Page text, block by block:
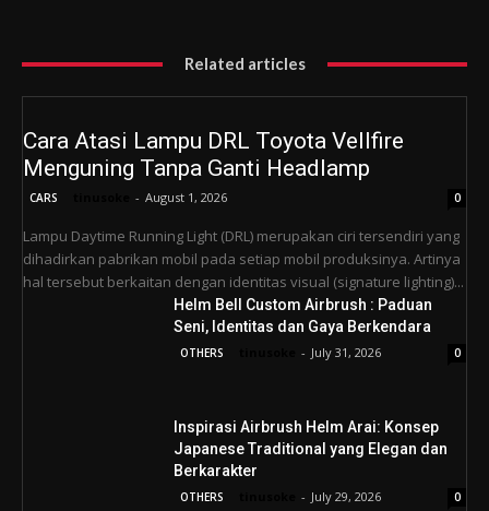
Related articles
Cara Atasi Lampu DRL Toyota Vellfire
Menguning Tanpa Ganti Headlamp
CARS - August 1, 2026 0
Lampu Daytime Running Light (DRL) merupakan ciri tersendiri yang
dihadirkan pabrikan mobil pada setiap mobil produksinya. Artinya
hal tersebut berkaitan dengan identitas visual (signature lighting)...
Helm Bell Custom Airbrush : Paduan
Seni, Identitas dan Gaya Berkendara
OTHERS - July 31, 2026 0
Inspirasi Airbrush Helm Arai: Konsep
Japanese Traditional yang Elegan dan
Berkarakter
OTHERS - July 29, 2026 0